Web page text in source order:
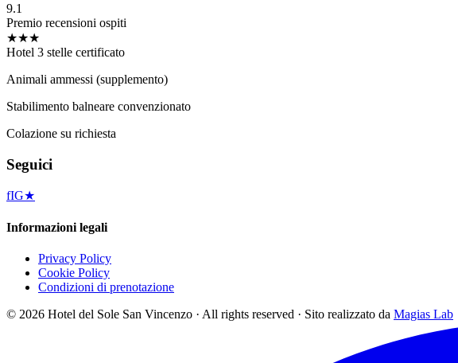
9.1
Premio recensioni ospiti
★★★
Hotel 3 stelle certificato
Animali ammessi (supplemento)
Stabilimento balneare convenzionato
Colazione su richiesta
Seguici
fIG★
Informazioni legali
Privacy Policy
Cookie Policy
Condizioni di prenotazione
© 2026 Hotel del Sole San Vincenzo · All rights reserved · Sito realizzato da Magias Lab